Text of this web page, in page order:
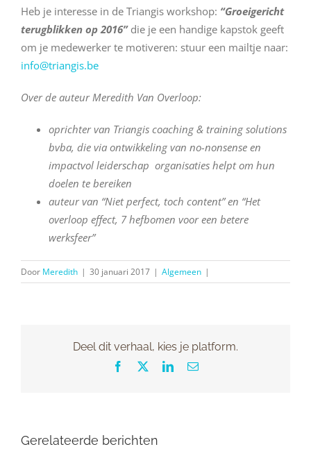
Heb je interesse in de Triangis workshop: “Groeigericht
terugblikken op 2016”die je een handige kapstok geeft
om je medewerker te motiveren: stuur een mailtje naar:
info@triangis.be
Over de auteur Meredith Van Overloop:
oprichter van Triangis coaching & training solutions
bvba, die via ontwikkeling van no-nonsense en
impactvol leiderschap organisaties helpt om hun
doelen te bereiken
auteur van “Niet perfect, toch content” en “Het
overloop effect, 7 hefbomen voor een betere
werksfeer”
Door Meredith | 30 januari 2017 | Algemeen |
Deel dit verhaal, kies je platform.
Facebook LinkedIn
E-
Gerelateerde berichten